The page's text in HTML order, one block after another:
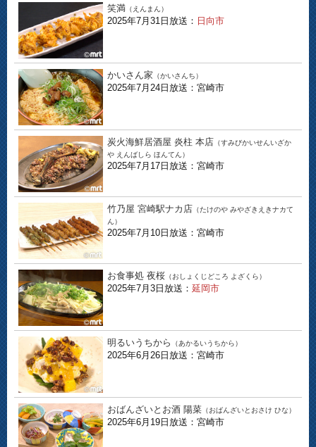
笑満 （えんまん）
2025年7月31日放送： 日向市
かいさん家 （かいさんち）
2025年7月24日放送：宮崎市
炭火海鮮居酒屋 炎柱 本店 （すみびかいせんいざか
や えんばしら ほんてん）
2025年7月17日放送：宮崎市
竹乃屋 宮崎駅ナカ店 （たけのや みやざきえきナカて
ん）
2025年7月10日放送：宮崎市
お食事処 夜桜 （おしょくじどころ よざくら）
2025年7月3日放送： 延岡市
明るいうちから （あかるいうちから）
2025年6月26日放送：宮崎市
おばんざいとお酒 陽菜 （おばんざいとおさけ ひな）
2025年6月19日放送：宮崎市